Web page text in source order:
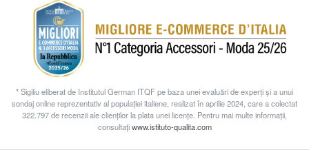
* Sigiliu eliberat de Institutul German ITQF pe baza unei evaluări de experți și a unui
sondaj online reprezentativ al populației italiene, realizat în aprilie 2024, care a colectat
322.797 de recenzii ale clienților la plata unei licențe. Pentru mai multe informații,
consultațiwww.istituto-qualita.com